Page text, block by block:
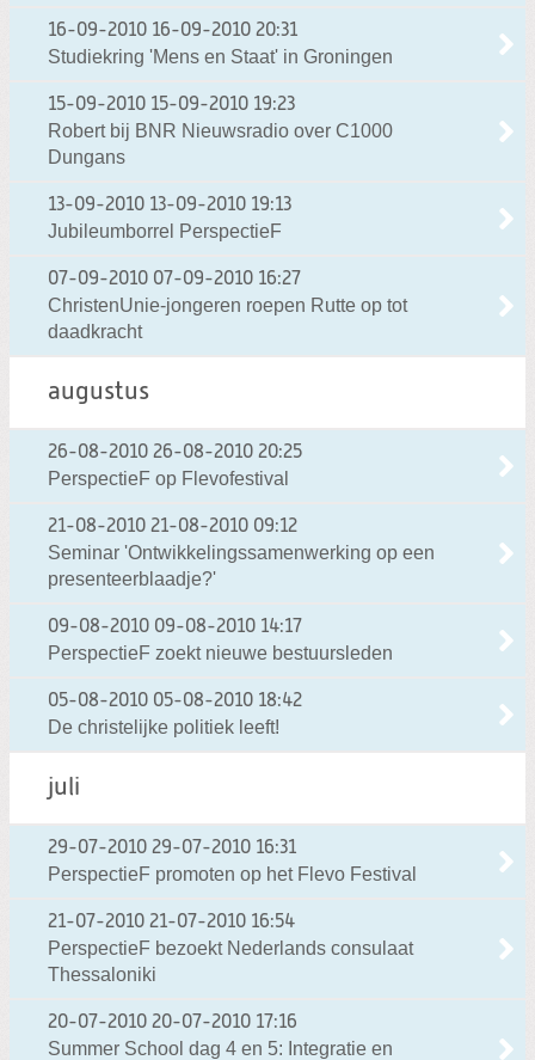
16-09-2010 16-09-2010 20:31
Studiekring 'Mens en Staat' in Groningen
15-09-2010 15-09-2010 19:23
Robert bij BNR Nieuwsradio over C1000
Dungans
13-09-2010 13-09-2010 19:13
Jubileumborrel PerspectieF
07-09-2010 07-09-2010 16:27
ChristenUnie-jongeren roepen Rutte op tot
daadkracht
augustus
26-08-2010 26-08-2010 20:25
PerspectieF op Flevofestival
21-08-2010 21-08-2010 09:12
Seminar 'Ontwikkelingssamenwerking op een
presenteerblaadje?'
09-08-2010 09-08-2010 14:17
PerspectieF zoekt nieuwe bestuursleden
05-08-2010 05-08-2010 18:42
De christelijke politiek leeft!
juli
29-07-2010 29-07-2010 16:31
PerspectieF promoten op het Flevo Festival
21-07-2010 21-07-2010 16:54
PerspectieF bezoekt Nederlands consulaat
Thessaloniki
20-07-2010 20-07-2010 17:16
Summer School dag 4 en 5: Integratie en